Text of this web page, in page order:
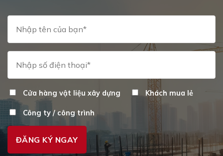
Cửa hàng vật liệu xây dựng Khách mua lẻ
Công ty / công trình